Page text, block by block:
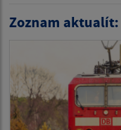
Zoznam aktualít: